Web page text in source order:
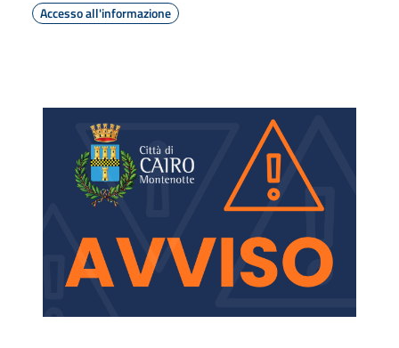
Accesso all'informazione